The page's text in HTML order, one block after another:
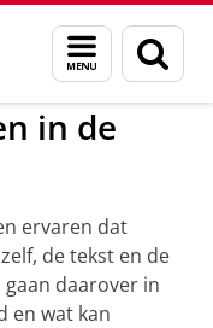
Menu
en
zoeken
en Cultuur
in de
ervaren dat
de tekst en de
gaan daarover in
en wat kan